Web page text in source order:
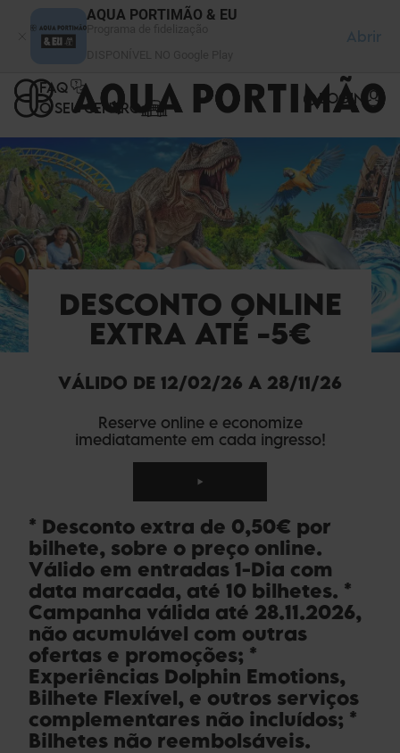
AQUA PORTIMÃO & EU
Abrir
FAQ
O SEU CENTRO
LOGIN
DESCONTO ONLINE
EXTRA ATÉ -5€
VÁLIDO DE 12/02/26 A 28/11/26
Reserve online e economize
imediatamente em cada ingresso!
* Desconto extra de 0,50€ por
bilhete, sobre o preço online.
Válido em entradas 1-Dia com
data marcada, até 10 bilhetes. *
Campanha válida até 28.11.2026,
não acumulável com outras
ofertas e promoções; *
Experiências Dolphin Emotions,
Bilhete Flexível, e outros serviços
complementares não incluídos; *
Bilhetes não reembolsáveis.
Painel de Gerenciamento de Cookies